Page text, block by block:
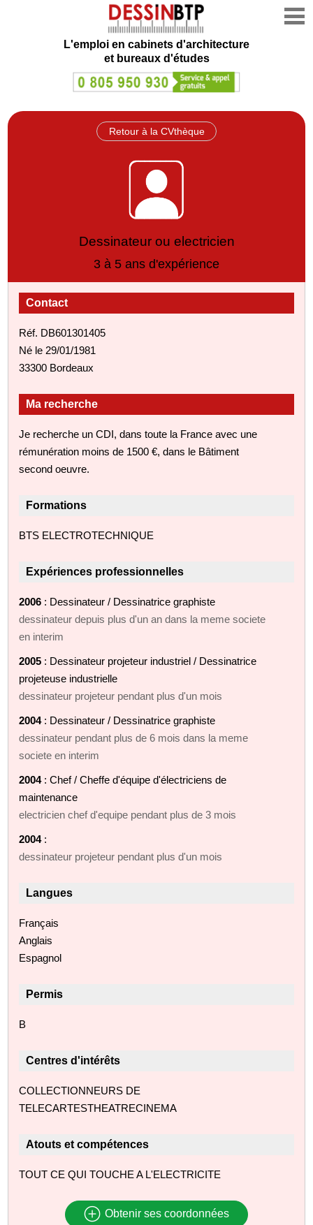
L'emploi en cabinets d'architecture
et bureaux d'études
Retour à la CVthèque
Dessinateur ou electricien
3 à 5 ans d'expérience
Contact
Réf. DB601301405
Né le 29/01/1981
33300 Bordeaux
Ma recherche
Je recherche un CDI, dans toute la France avec une
rémunération moins de 1500 €, dans le Bâtiment
second oeuvre.
Formations
BTS ELECTROTECHNIQUE
Expériences professionnelles
2006 : Dessinateur / Dessinatrice graphiste
dessinateur depuis plus d'un an dans la meme societe
en interim
2005 : Dessinateur projeteur industriel / Dessinatrice
projeteuse industrielle
dessinateur projeteur pendant plus d'un mois
2004: Dessinateur / Dessinatrice graphiste
dessinateur pendant plus de 6 mois dans la meme
societe en interim
2004: Chef / Cheffe d'équipe d'électriciens de
maintenance
electricien chef d'equipe pendant plus de 3 mois
2004:
dessinateur projeteur pendant plus d'un mois
Langues
Français
Anglais
Espagnol
Permis
B
Centres d'intérêts
COLLECTIONNEURS DE
TELECARTESTHEATRECINEMA
Atouts et compétences
TOUT CE QUI TOUCHE A L'ELECTRICITE
Obtenir ses coordonnées